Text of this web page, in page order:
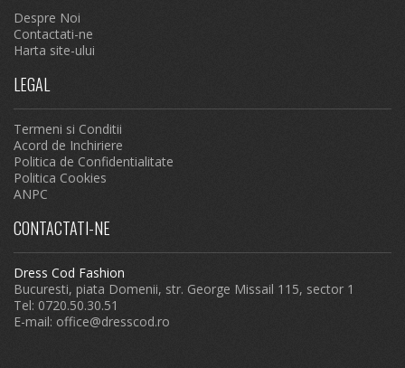
Despre Noi
Contactati-ne
Harta site-ului
LEGAL
Termeni si Conditii
Acord de Inchiriere
Politica de Confidentialitate
Politica Cookies
ANPC
CONTACTATI-NE
Dress Cod Fashion
Bucuresti, piata Domenii, str. George Missail 115, sector 1
Tel: 0720.50.30.51
E-mail: office@dresscod.ro